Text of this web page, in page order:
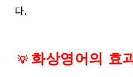
다.
💡 화상영어의 효